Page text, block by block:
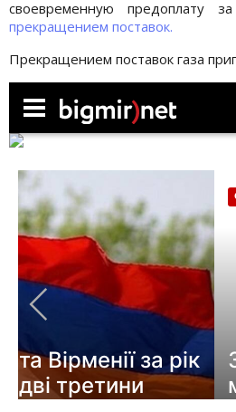
своевременную предоплату
прекращением поставок.
Прекращением поставок газа